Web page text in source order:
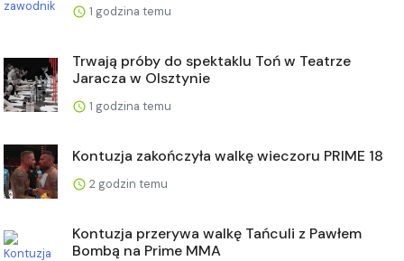
1 godzina temu
Trwają próby do spektaklu Toń w Teatrze
Jaracza w Olsztynie
1 godzina temu
Kontuzja zakończyła walkę wieczoru PRIME 18
2 godzin temu
Kontuzja przerywa walkę Tańculi z Pawłem
Bombą na Prime MMA